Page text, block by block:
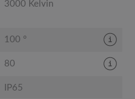
3000 Kelvin
100 °
80
IP65